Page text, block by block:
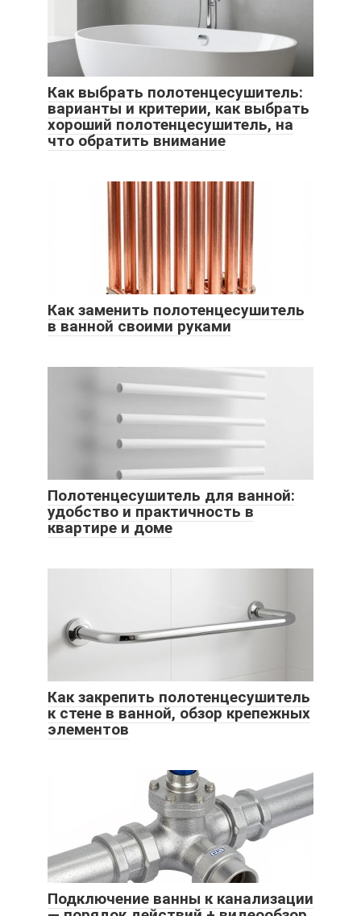
Как выбрать полотенцесушитель:
варианты и критерии, как выбрать
хороший полотенцесушитель, на
что обратить внимание
Как заменить полотенцесушитель
в ванной своими руками
Полотенцесушитель для ванной:
удобство и практичность в
квартире и доме
Как закрепить полотенцесушитель
к стене в ванной, обзор крепежных
элементов
Подключение ванны к канализации